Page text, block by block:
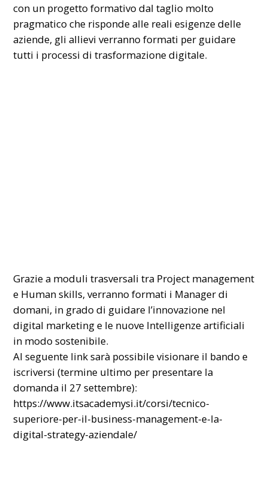
con un progetto formativo dal taglio molto
pragmatico che risponde alle reali esigenze delle
aziende, gli allievi verranno formati per guidare
tutti i processi di trasformazione digitale.
Grazie a moduli trasversali tra Project management
e Human skills, verranno formati i Manager di
domani, in grado di guidare l’innovazione nel
digital marketing e le nuove Intelligenze artificiali
in modo sostenibile.
Al seguente link sarà possibile visionare il bando e
iscriversi (termine ultimo per presentare la
domanda il 27 settembre):
https://www.itsacademysi.it/corsi/tecnico-
superiore-per-il-business-management-e-la-
digital-strategy-aziendale/